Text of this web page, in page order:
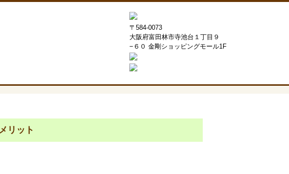
〒584-0073
大阪府富田林市寺池台１丁目９
−６０ 金剛ショッピングモール1F
リット